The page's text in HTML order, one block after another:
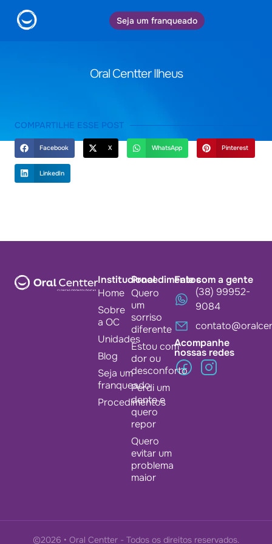
Seja um franqueado
Oral Centter Ilheus
COMPARTILHE ESSE POST
Facebook X WhatsApp Pinterest
LinkedIn
Institucional
Home
Sobre
a OC
Unidades
Blog
Seja um
franqueado
Procedimentos
Procedimentos
Quero
um
sorriso
diferente
Estou com
dor ou
desconforto
Perdi um
dente e
quero
repor
Quero
evitar um
problema
maior
Fale com a gente
(38) 99952-
9084
Acompanhe
nossas redes
©2026 • Oral Centter - Todos os direitos reservados.